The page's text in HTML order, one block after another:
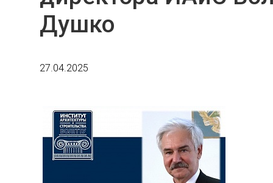
Душко
27.04.2025